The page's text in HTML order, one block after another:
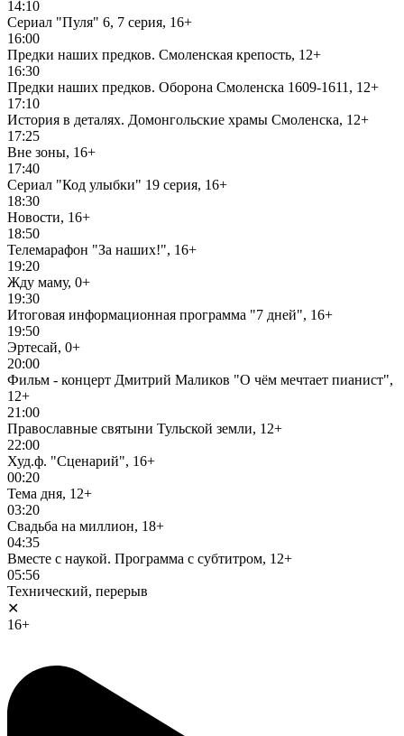
14:10
Сериал "Пуля" 6, 7 серия, 16+
16:00
Предки наших предков. Смоленская крепость, 12+
16:30
Предки наших предков. Оборона Смоленска 1609-1611, 12+
17:10
История в деталях. Домонгольские храмы Смоленска, 12+
17:25
Вне зоны, 16+
17:40
Сериал "Код улыбки" 19 серия, 16+
18:30
Новости, 16+
18:50
Телемарафон "За наших!", 16+
19:20
Жду маму, 0+
19:30
Итоговая информационная программа "7 дней", 16+
19:50
Эртесай, 0+
20:00
Фильм - концерт Дмитрий Маликов "О чём мечтает пианист",
12+
21:00
Православные святыни Тульской земли, 12+
22:00
Худ.ф. "Сценарий", 16+
00:20
Тема дня, 12+
03:20
Свадьба на миллион, 18+
04:35
Вместе с наукой. Программа с субтитром, 12+
05:56
Технический, перерыв
✕
16+